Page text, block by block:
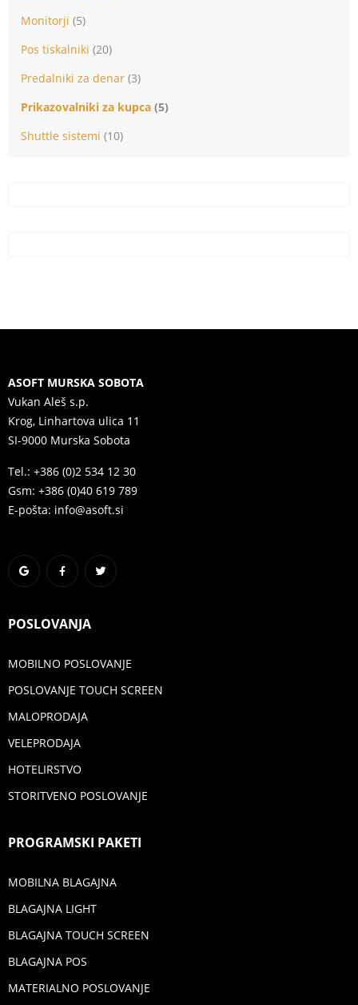
Monitorji (5)
Pos tiskalniki (20)
Predalniki za denar (3)
Prikazovalniki za kupca (5)
Shuttle sistemi (10)
ASOFT MURSKA SOBOTA
Vukan Aleš s.p.
Krog, Linhartova ulica 11
SI-9000 Murska Sobota
Tel.: +386 (0)2 534 12 30
Gsm: +386 (0)40 619 789
E-pošta: info@asoft.si
POSLOVANJA
MOBILNO POSLOVANJE
POSLOVANJE TOUCH SCREEN
MALOPRODAJA
VELEPRODAJA
HOTELIRSTVO
STORITVENO POSLOVANJE
PROGRAMSKI PAKETI
MOBILNA BLAGAJNA
BLAGAJNA LIGHT
BLAGAJNA TOUCH SCREEN
BLAGAJNA POS
MATERIALNO POSLOVANJE